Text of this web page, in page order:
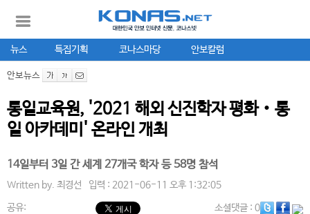
뉴스 특집기획 코나스마당 안보칼럼
안보뉴스
통일교육원, '2021 해외 신진학자 평화‧통
일 아카데미' 온라인 개최
14일부터 3일 간 세계 27개국 학자 등 58명 참석
Written by. 최경선 입력 : 2021-06-11 오후 1:32:05
공유: 소셜댓글: 0